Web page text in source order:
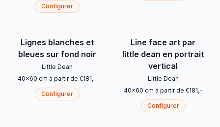
Configurer
Lignes blanches et
bleues sur fond noir
Little Dean
40x60 cm à partir de €181,-
Configurer
Line face art par
little dean en portrait
vertical
Little Dean
40x60 cm à partir de €181,-
Configurer